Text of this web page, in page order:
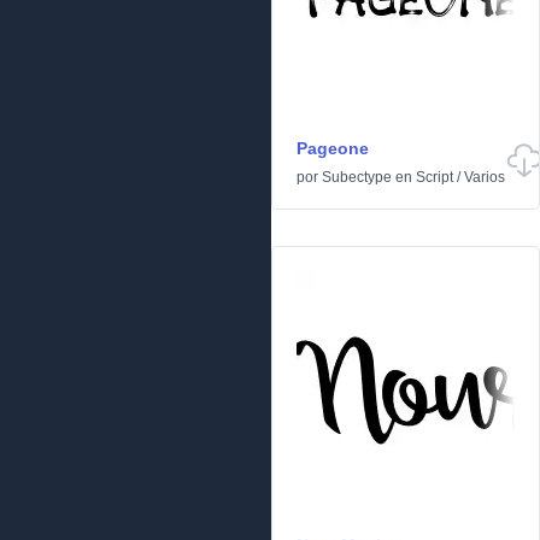
Pageone
por Subectype en Script/Varios